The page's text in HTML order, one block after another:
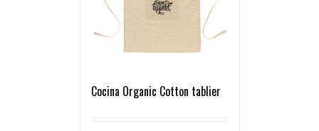
Cocina Organic Cotton tablier